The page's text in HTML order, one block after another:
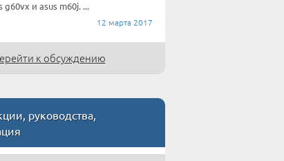
и asus m60j. ...
12 марта 2017
к обсуждению
руководства,